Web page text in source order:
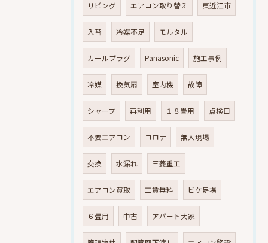
リビング エアコン取り替え 東近江市
入替 冷媒不足 モルタル
カールプラグ Panasonic 施工事例
冷媒 換気扇 室内機 故障
シャープ 再利用 １８畳用 点検口
不要エアコン コロナ 無人現場
交換 水漏れ 三菱重工
エアコン買取 工賃無料 ビケ足場
６畳用 中古 アパート大家